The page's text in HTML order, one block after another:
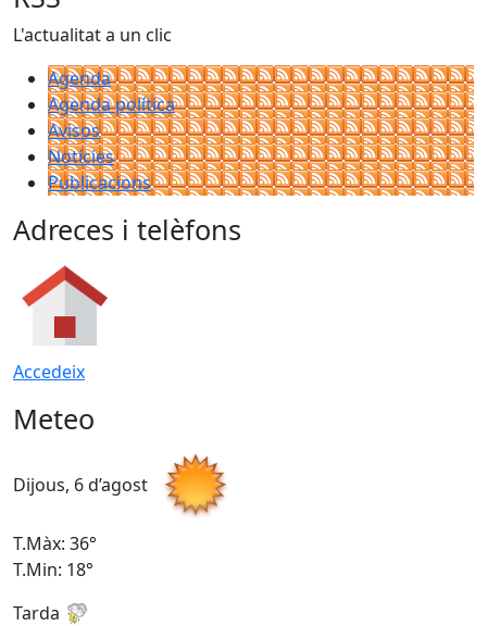
L'actualitat a un clic
Agenda
Agenda política
Avisos
Notícies
Publicacions
Adreces i telèfons
Accedeix
Meteo
Dijous, 6 d’agost
T.Màx: 36°
T.Min: 18°
Tarda